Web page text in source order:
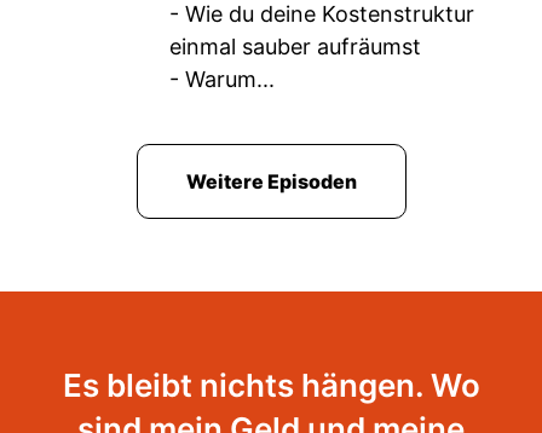
- Wie du deine Kostenstruktur
einmal sauber aufräumst
- Warum...
Weitere Episoden
Es bleibt nichts hängen. Wo